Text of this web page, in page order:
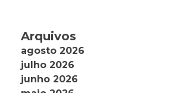
Arquivos
agosto 2026
julho 2026
junho 2026